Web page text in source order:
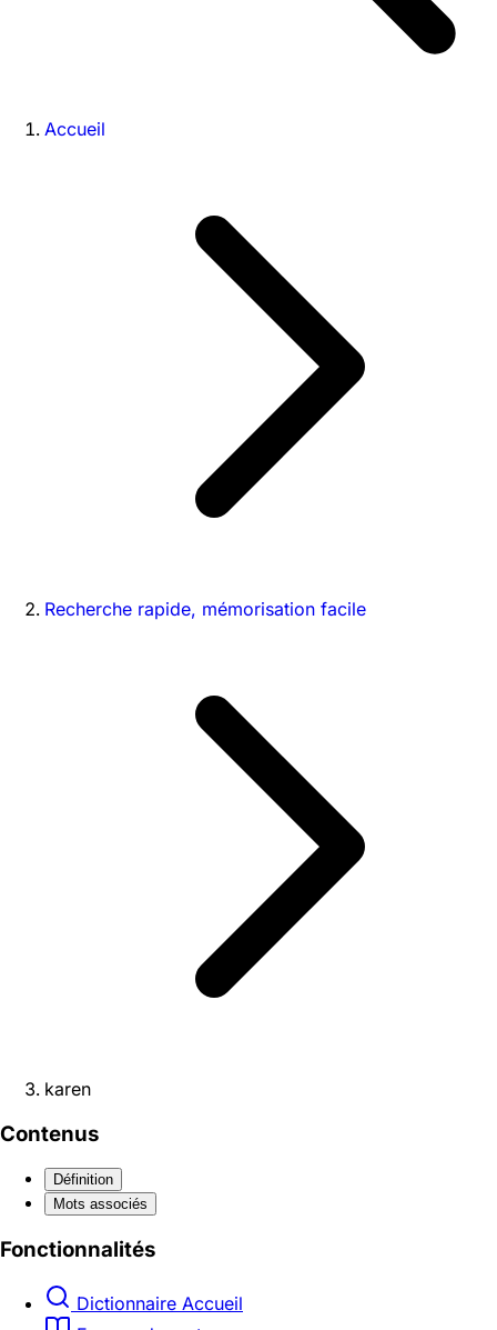
Accueil
Recherche rapide, mémorisation facile
karen
Contenus
Définition
Mots associés
Fonctionnalités
Dictionnaire Accueil